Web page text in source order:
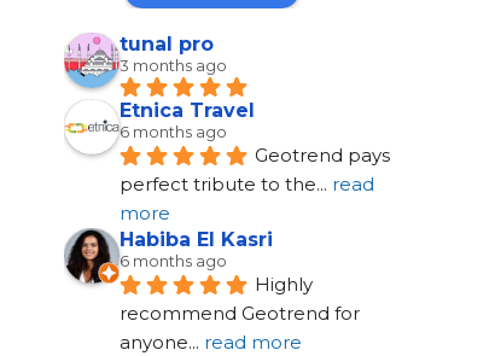
tunal pro
3 months ago
Etnica Travel
6 months ago
Geotrend pays
perfect tribute to the... read
more
Habiba El Kasri
6 months ago
Highly
recommend Geotrend for
anyone... read more